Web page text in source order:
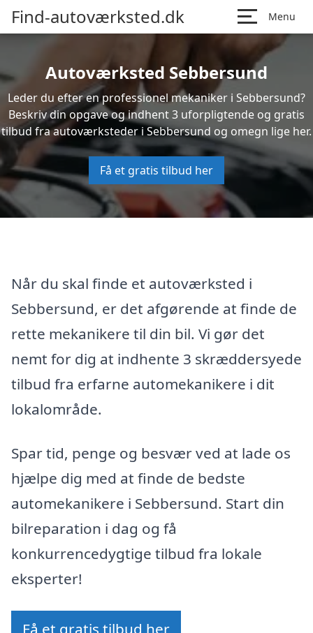
Find-autoværksted.dk Menu
Autoværksted Sebbersund
Leder du efter en professionel mekaniker i Sebbersund?
Beskriv din opgave og indhent 3 uforpligtende og gratis
tilbud fra autoværksteder i Sebbersund og omegn lige her.
Få et gratis tilbud her
Når du skal finde et autoværksted i
Sebbersund, er det afgørende at finde de
rette mekanikere til din bil. Vi gør det
nemt for dig at indhente 3 skræddersyede
tilbud fra erfarne automekanikere i dit
lokalområde.
Spar tid, penge og besvær ved at lade os
hjælpe dig med at finde de bedste
automekanikere i Sebbersund. Start din
bilreparation i dag og få
konkurrencedygtige tilbud fra lokale
eksperter!
Få et gratis tilbud her